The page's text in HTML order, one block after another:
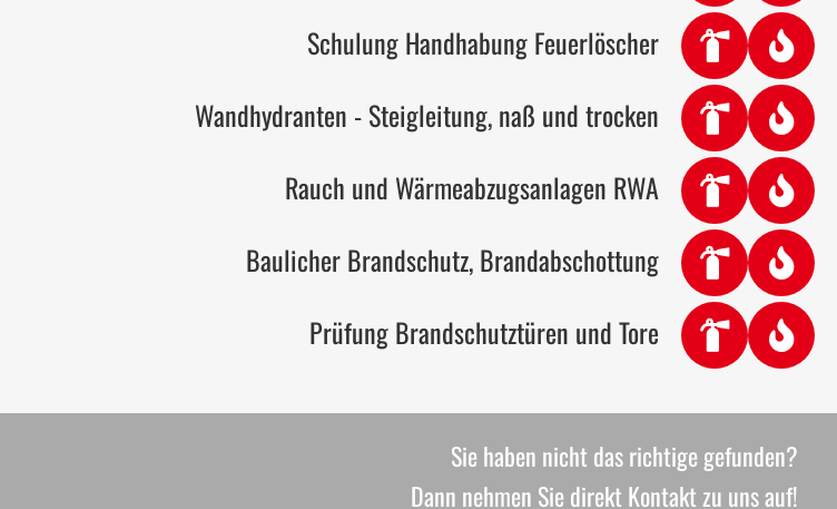
Schulung Handhabung Feuerlöscher
Wandhydranten - Steigleitung, naß und trocken
Rauch und Wärmeabzugsanlagen RWA
Baulicher Brandschutz, Brandabschottung
Prüfung Brandschutztüren und Tore
Sie haben nicht das richtige gefunden?
Dann nehmen Sie direkt Kontakt zu uns auf!